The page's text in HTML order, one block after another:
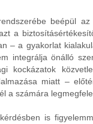
beépül
a
– a gyakorlat
integrálja önálló
kockázatok
miatt –
a számára
is